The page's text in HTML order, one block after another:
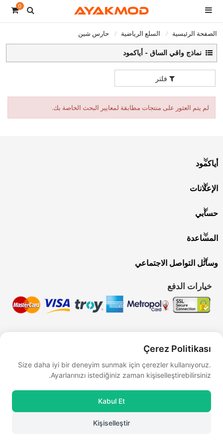
0
الصفحة الرئيسية السلع الرياضية حارس شين
نماذج واقي الساق - أياكمود
فلتر
لم يتم العثور على منتجات مطابقة لمعايير البحث الخاصة بك.
أياكمود
الإعلانات
حسابي
المساعدة
وسائل التواصل الاجتماعي
خيارات الدفع
ile hazırlanmıştır.Çerez Politikası
Size daha iyi bir deneyim sunmak için çerezler kullanıyoruz.
Ayarlarınızı istediğiniz zaman kişiselleştirebilirsiniz.
Kabul Et
Kişiselleştir